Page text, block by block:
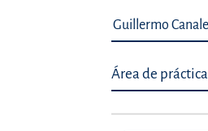
Área de práctica